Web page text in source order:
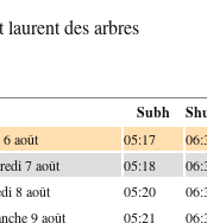
des arbres
Subh
6 août 05:17
7 août 05:18
8 août 05:20
9 août 05:21